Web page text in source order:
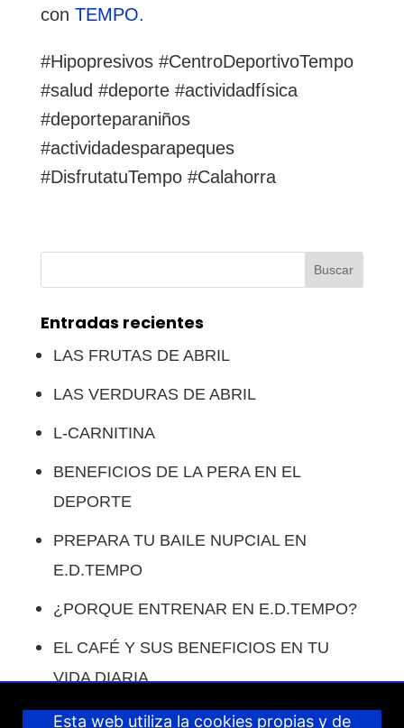
con TEMPO.
#Hipopresivos #CentroDeportivoTempo
#salud #deporte #actividadfísica
#deporteparaniños
#actividadesparapeques
#DisfrutatuTempo #Calahorra
Entradas recientes
LAS FRUTAS DE ABRIL
LAS VERDURAS DE ABRIL
L-CARNITINA
BENEFICIOS DE LA PERA EN EL
DEPORTE
PREPARA TU BAILE NUPCIAL EN
E.D.TEMPO
¿PORQUE ENTRENAR EN E.D.TEMPO?
EL CAFÉ Y SUS BENEFICIOS EN TU
VIDA DIARIA.
COMO COMPENSAR LAS COMIDAS EN
Esta web utiliza la cookies propias y de